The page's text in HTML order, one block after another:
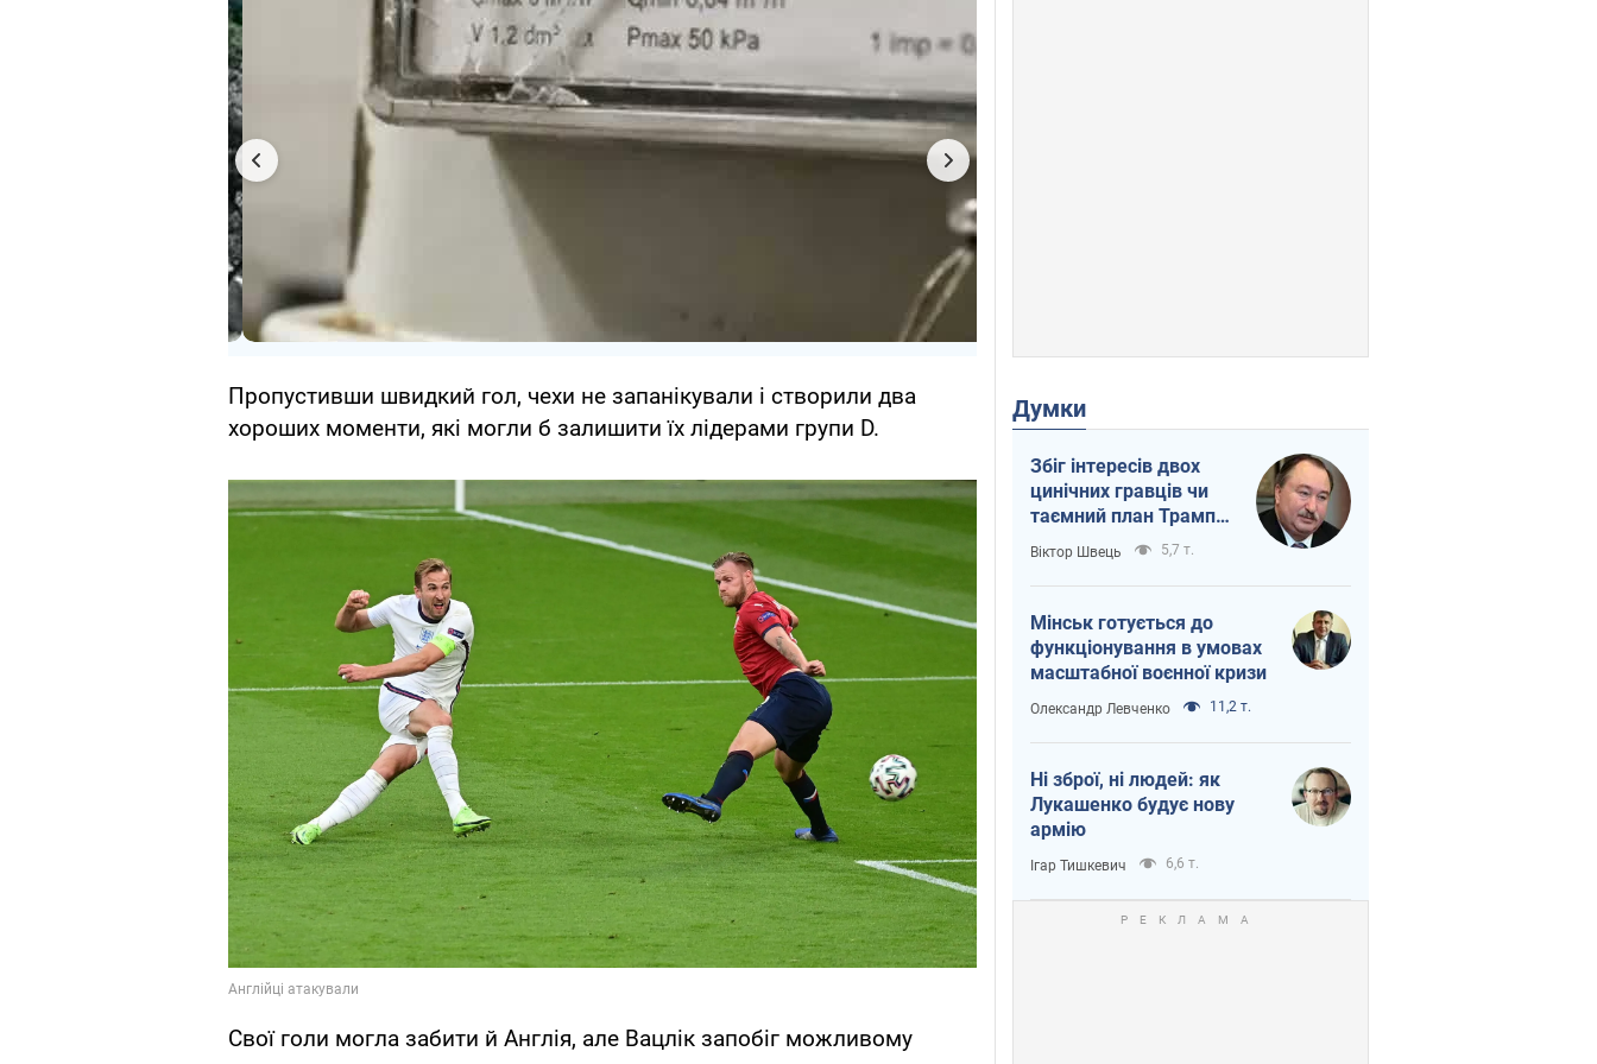
Пропустивши швидкий гол, чехи не запанікували і створили два
хороших моменти, які могли б залишити їх лідерами групи D.
Свої голи могла забити й Англія, але Вацлік запобіг можливому
Думки
Збіг інтересів двох
цинічних гравців чи
таємний план Трампа
і Путіна?
Віктор Швець 5,7 т.
Мінськ готується до
функціонування в умовах
масштабної воєнної кризи
Олександр Левченко 11,2 т.
Ні зброї, ні людей: як
Лукашенко будує нову
армію
Ігар Тишкевич 6,6 т.